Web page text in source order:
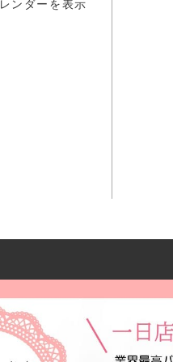
ンダーを表示